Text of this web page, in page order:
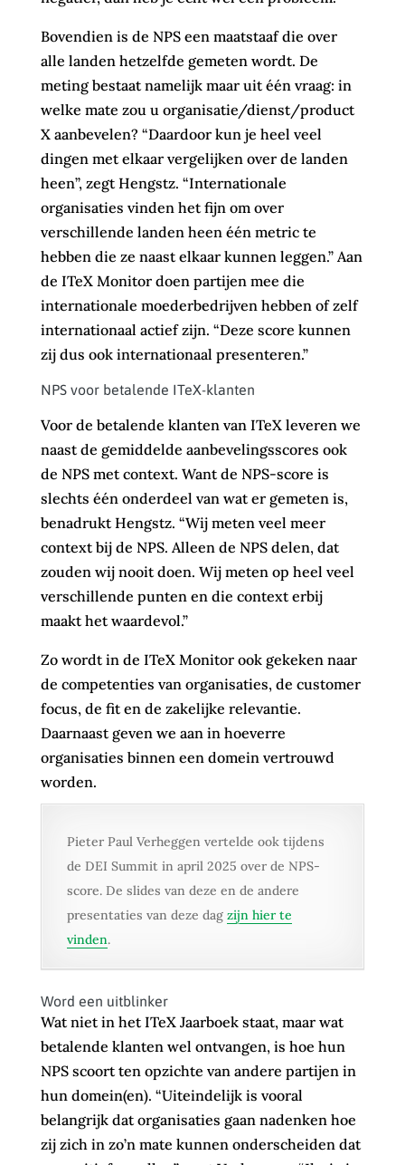
Bovendien is de NPS een maatstaaf die over
alle landen hetzelfde gemeten wordt. De
meting bestaat namelijk maar uit één vraag: in
welke mate zou u organisatie/dienst/product
X aanbevelen? “Daardoor kun je heel veel
dingen met elkaar vergelijken over de landen
heen”, zegt Hengstz. “Internationale
organisaties vinden het fijn om over
verschillende landen heen één metric te
hebben die ze naast elkaar kunnen leggen.” Aan
de ITeX Monitor doen partijen mee die
internationale moederbedrijven hebben of zelf
internationaal actief zijn. “Deze score kunnen
zij dus ook internationaal presenteren.”
NPS voor betalende ITeX-klanten
Voor de betalende klanten van ITeX leveren we
naast de gemiddelde aanbevelingsscores ook
de NPS met context. Want de NPS-score is
slechts één onderdeel van wat er gemeten is,
benadrukt Hengstz. “Wij meten veel meer
context bij de NPS. Alleen de NPS delen, dat
zouden wij nooit doen. Wij meten op heel veel
verschillende punten en die context erbij
maakt het waardevol.”
Zo wordt in de ITeX Monitor ook gekeken naar
de competenties van organisaties, de customer
focus, de fit en de zakelijke relevantie.
Daarnaast geven we aan in hoeverre
organisaties binnen een domein vertrouwd
worden.
Pieter Paul Verheggen vertelde ook tijdens
de DEI Summit in april 2025 over de NPS-
score. De slides van deze en de andere
presentaties van deze dag zijn hier te
vinden.
Word een uitblinker
Wat niet in het ITeX Jaarboek staat, maar wat
betalende klanten wel ontvangen, is hoe hun
NPS scoort ten opzichte van andere partijen in
hun domein(en). “Uiteindelijk is vooral
belangrijk dat organisaties gaan nadenken hoe
zij zich in zo’n mate kunnen onderscheiden dat